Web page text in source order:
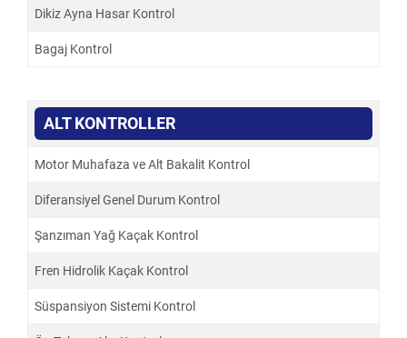
Dikiz Ayna Hasar Kontrol
Bagaj Kontrol
ALT KONTROLLER
Motor Muhafaza ve Alt Bakalit Kontrol
Diferansiyel Genel Durum Kontrol
Şanzıman Yağ Kaçak Kontrol
Fren Hidrolik Kaçak Kontrol
Süspansiyon Sistemi Kontrol